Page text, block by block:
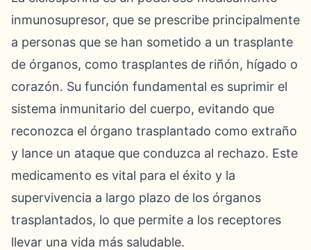
inmunosupresor, que se prescribe principalmente
a personas que se han sometido a un trasplante
de órganos, como trasplantes de riñón, hígado o
corazón. Su función fundamental es suprimir el
sistema inmunitario del cuerpo, evitando que
reconozca el órgano trasplantado como extraño
y lance un ataque que conduzca al rechazo. Este
medicamento es vital para el éxito y la
supervivencia a largo plazo de los órganos
trasplantados, lo que permite a los receptores
llevar una vida más saludable.